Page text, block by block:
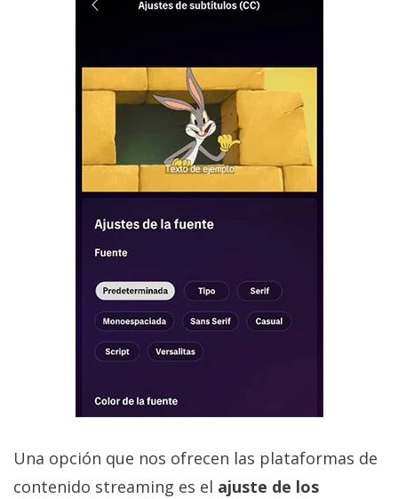
Una opción que nos ofrecen las plataformas de
contenido streaming es el ajuste de los